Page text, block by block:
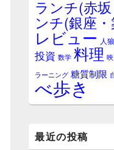
ランチ(赤
ンチ(銀座
レビュー 人狼
投資 数学 料理
ラーニング 糖質制限
べ歩き
最近の投稿